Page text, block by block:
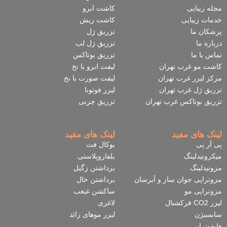
e
r
مجله زیبایی
خدمات زیبایی
پزشکان ما
درباره ما
تماس با ما
کاشت مو غرب تهران
مرکز لیزر غرب تهران
تزریق ژل غرب تهران
تزریق بوتاکس غرب تهران
کاشت ابرو
کاشت ریش
تزریق ژل
تزریق ژل لب
تزریق بوتاکس
لیفت ابرو با نخ
لیفت صورت با نخ
لیزر فوتونا
تزریق چربی
لینک های مفید
پی آر پی
میکرونیدلینگ
مزونیدلینگ
مزوتراپی جوان ساز و آبرسان
مزوتراپی مو
لیزر CO2 فرکشنال
سابسیژن
لینک های مفید
بوکال فت
بلفاروپلاستی
برداشتن زگیل
برداشتن خال
ساکشن غبغب
لاغری
لیزر موهای زائد